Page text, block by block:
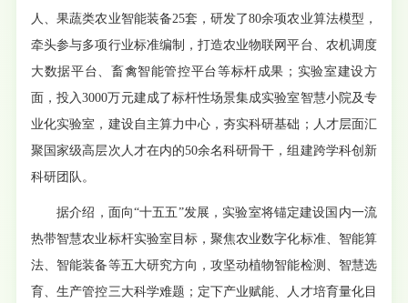
人、果蔬类农业智能装备25套，研发了80余项农业算法模型，
牵头参与多项行业标准编制，打造农业物联网平台、农机调度
大数据平台、畜禽智能管控平台等标杆成果；实验室建设方
面，投入3000万元建成了标杆性场景集成实验室智慧小院及专
业化实验室，建设自主算力中心，夯实科研基础；人才层面汇
聚国家级高层次人才在内的50余名科研骨干，组建跨学科创新
科研团队。
据介绍，面向“十五五”发展，实验室将锚定建设国内一流
热带智慧农业标杆实验室目标，聚焦农业数字化标准、智能算
法、智能装备等五大研究方向，攻坚动植物智能检测、智慧选
育、生产管控三大科学难题；定下产业赋能、人才培育量化目